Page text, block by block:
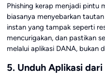
Phishing kerap menjadi pintu
biasanya menyebarkan
instan yang tampak seperti
mencurigakan, dan pastikan
melalui aplikasi DANA, bukan
5. Unduh Aplikasi dari